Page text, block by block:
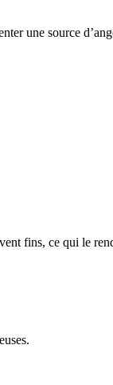
une source
fins, ce qui le